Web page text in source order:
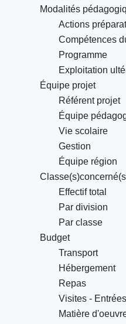
Modalités
Actions
Compétences
Programme
Exploitation
Équipe projet
Référent projet
Équipe
Vie scolaire
Gestion
Équipe région
Effectif total
Par division
Par classe
Budget
Transport
Hébergement
Repas
Visites - Entrées
Matière